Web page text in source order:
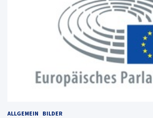
ALLGEMEIN BILDER